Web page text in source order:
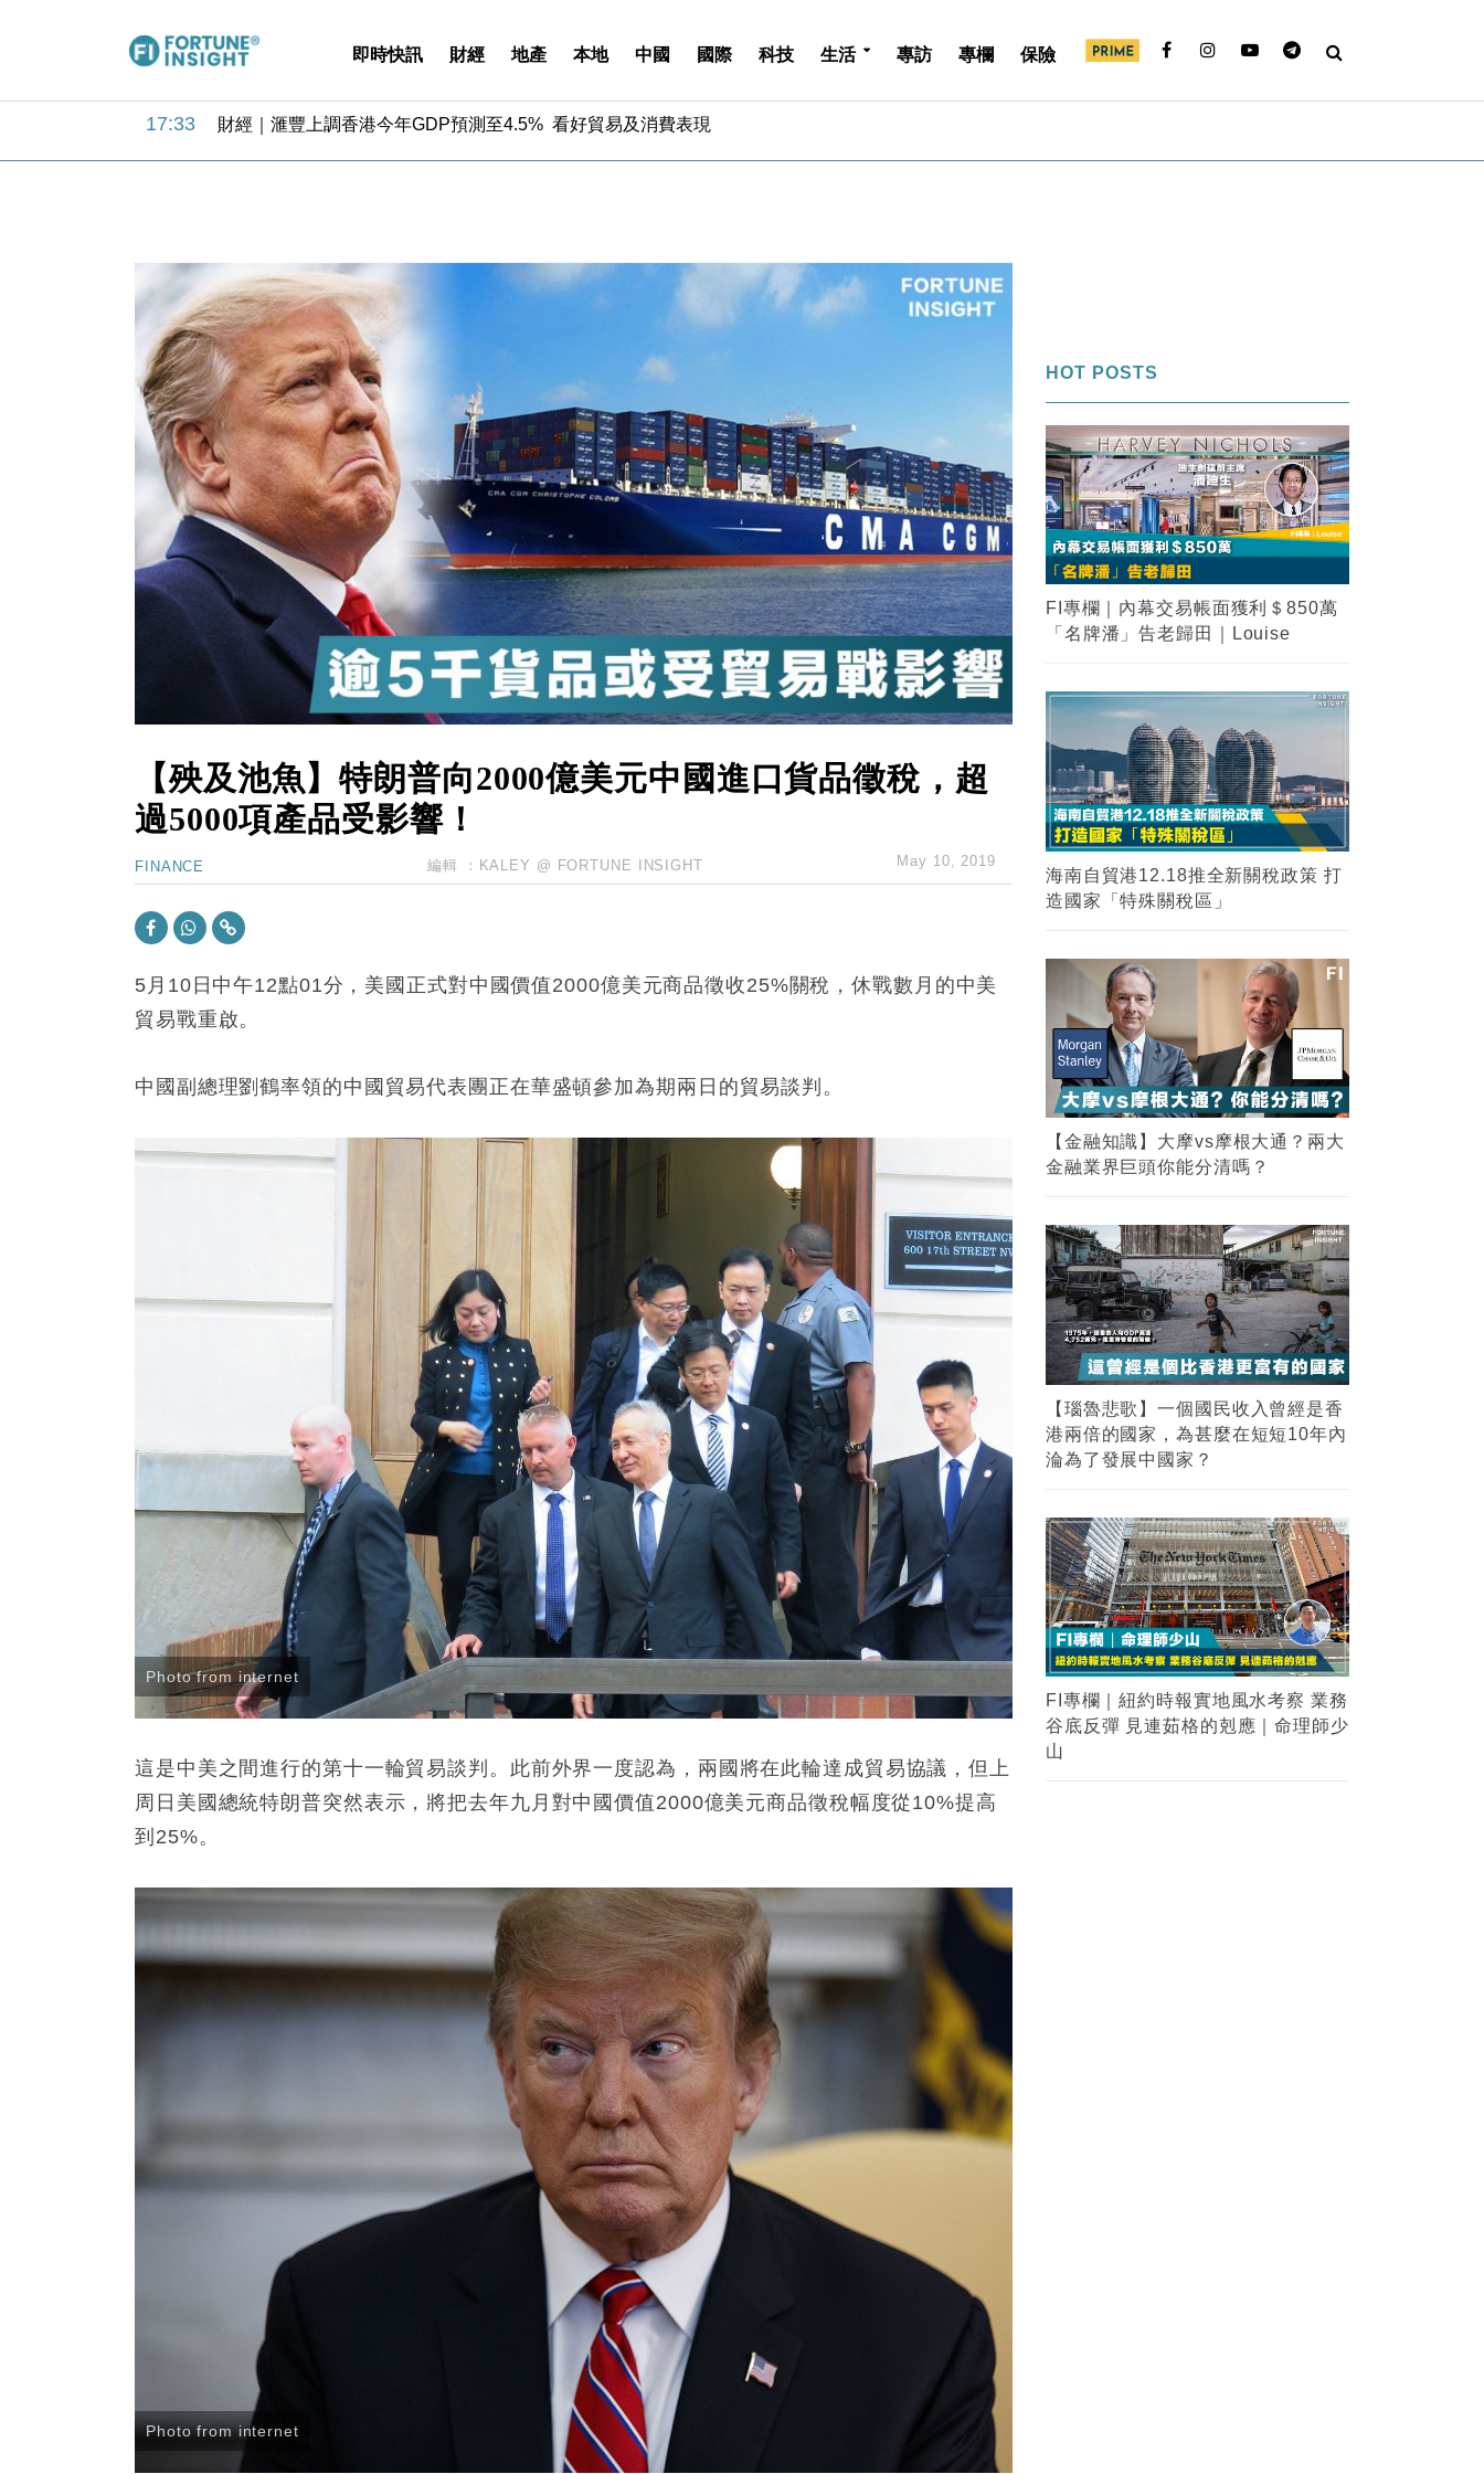
即時快訊 財經 地產 本地 中國 國際 科技 生活 專訪 專欄 保險
18:31 財經｜華僑銀行上半年淨利創新高 中期息增15%至47仙
17:33 財經｜滙豐上調香港今年GDP預測至4.5% 看好貿易及消費表現
16:47 本地｜假冒內地執法人員要求交「保證金」 43歲女子損失近6900萬元
12:44 財經｜日本春季三度入市撐日圓 4月單日斥6.28萬億日圓干預創新高
11:12 國際｜特朗普料美伊戰事快結束 承認部分彈藥庫存緊張
15:59 財經｜SA售股自救後再出手 斥4億美元押注未上市公司
18:31 財經｜華僑銀行上半年淨利創新高 中期息增15%至47仙
17:33 財經｜滙豐上調香港今年GDP預測至4.5% 看好貿易及消費表現
16:47 本地｜假冒內地執法人員要求交「保證金」 43歲女子損失近6900萬元
16:05 財經｜日經失守6.5萬點後回穩 全周仍升近2%
15:47 財經｜恒隆10月換帥 玩具「反」斗城亞洲CEO蔡德粦接任
15:11 財經｜韓股反覆波動收跌 連挫7周創逾3年最長跌勢
13:44 財經｜內地7月美元計價出口增近24%勝預期 貿易順差達1125億美元
12:44 財經｜日本春季三度入市撐日圓 4月單日斥6.28萬億日圓干預創新高
11:12 國際｜特朗普料美伊戰事快結束 承認部分彈藥庫存緊張
15:59 財經｜SA售股自救後再出手 斥4億美元押注未上市公司
【殃及池魚】特朗普向2000億美元中國進口貨品徵稅，超
過5000項產品受影響！
FINANCE 編輯 ： KALEY @ FORTUNE INSIGHT May 10, 2019
5月10日中午12點01分，美國正式對中國價值2000億美元商品徵收25%關稅，休戰數月的中美
貿易戰重啟。
中國副總理劉鶴率領的中國貿易代表團正在華盛頓參加為期兩日的貿易談判。
Photo from internet
這是中美之間進行的第十一輪貿易談判。此前外界一度認為，兩國將在此輪達成貿易協議，但上
周日美國總統特朗普突然表示，將把去年九月對中國價值2000億美元商品徵稅幅度從10%提高
到25%。
Photo from internet
HOT POSTS
FI專欄｜內幕交易帳面獲利＄850萬
「名牌潘」告老歸田｜Louise
海南自貿港12.18推全新關稅政策 打
造國家「特殊關稅區」
【金融知識】大摩vs摩根大通？兩大
金融業界巨頭你能分清嗎？
【瑙魯悲歌】一個國民收入曾經是香
港兩倍的國家，為甚麼在短短10年內
淪為了發展中國家？
FI專欄｜紐約時報實地風水考察 業務
谷底反彈 見連茹格的剋應｜命理師少
山